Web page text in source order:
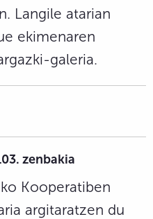
Langile atarian
ekimenaren
galeria.
zenbakia
Kooperatiben
argitaratzen du